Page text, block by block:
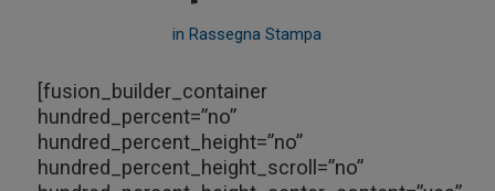
inRassegna Stampa
[fusion_builder_container
hundred_percent=”no”
hundred_percent_height=”no”
hundred_percent_height_scroll=”no”